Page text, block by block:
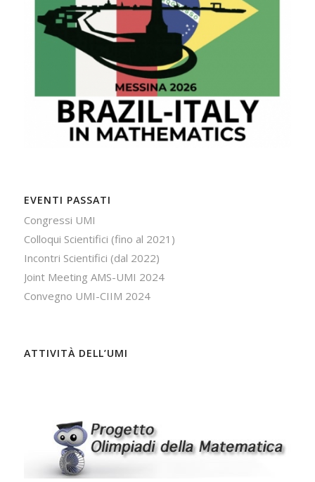
EVENTI PASSATI
Congressi UMI
Colloqui Scientifici (fino al 2021)
Incontri Scientifici (dal 2022)
Joint Meeting AMS-UMI 2024
Convegno UMI-CIIM 2024
ATTIVITÀ DELL’UMI